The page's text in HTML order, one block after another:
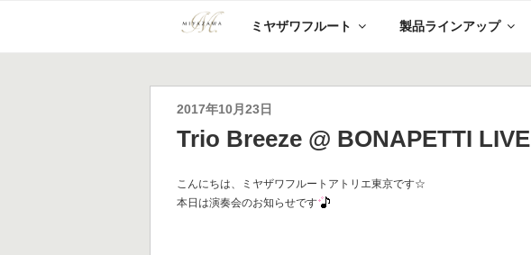
ミヤザワフルート 製品ラインアップ
投
稿
日:
2017年10月23日
Trio Breeze @ BONAPETTI LIVE
こんにちは、ミヤザワフルートアトリエ東京です☆
本日は演奏会のお知らせです